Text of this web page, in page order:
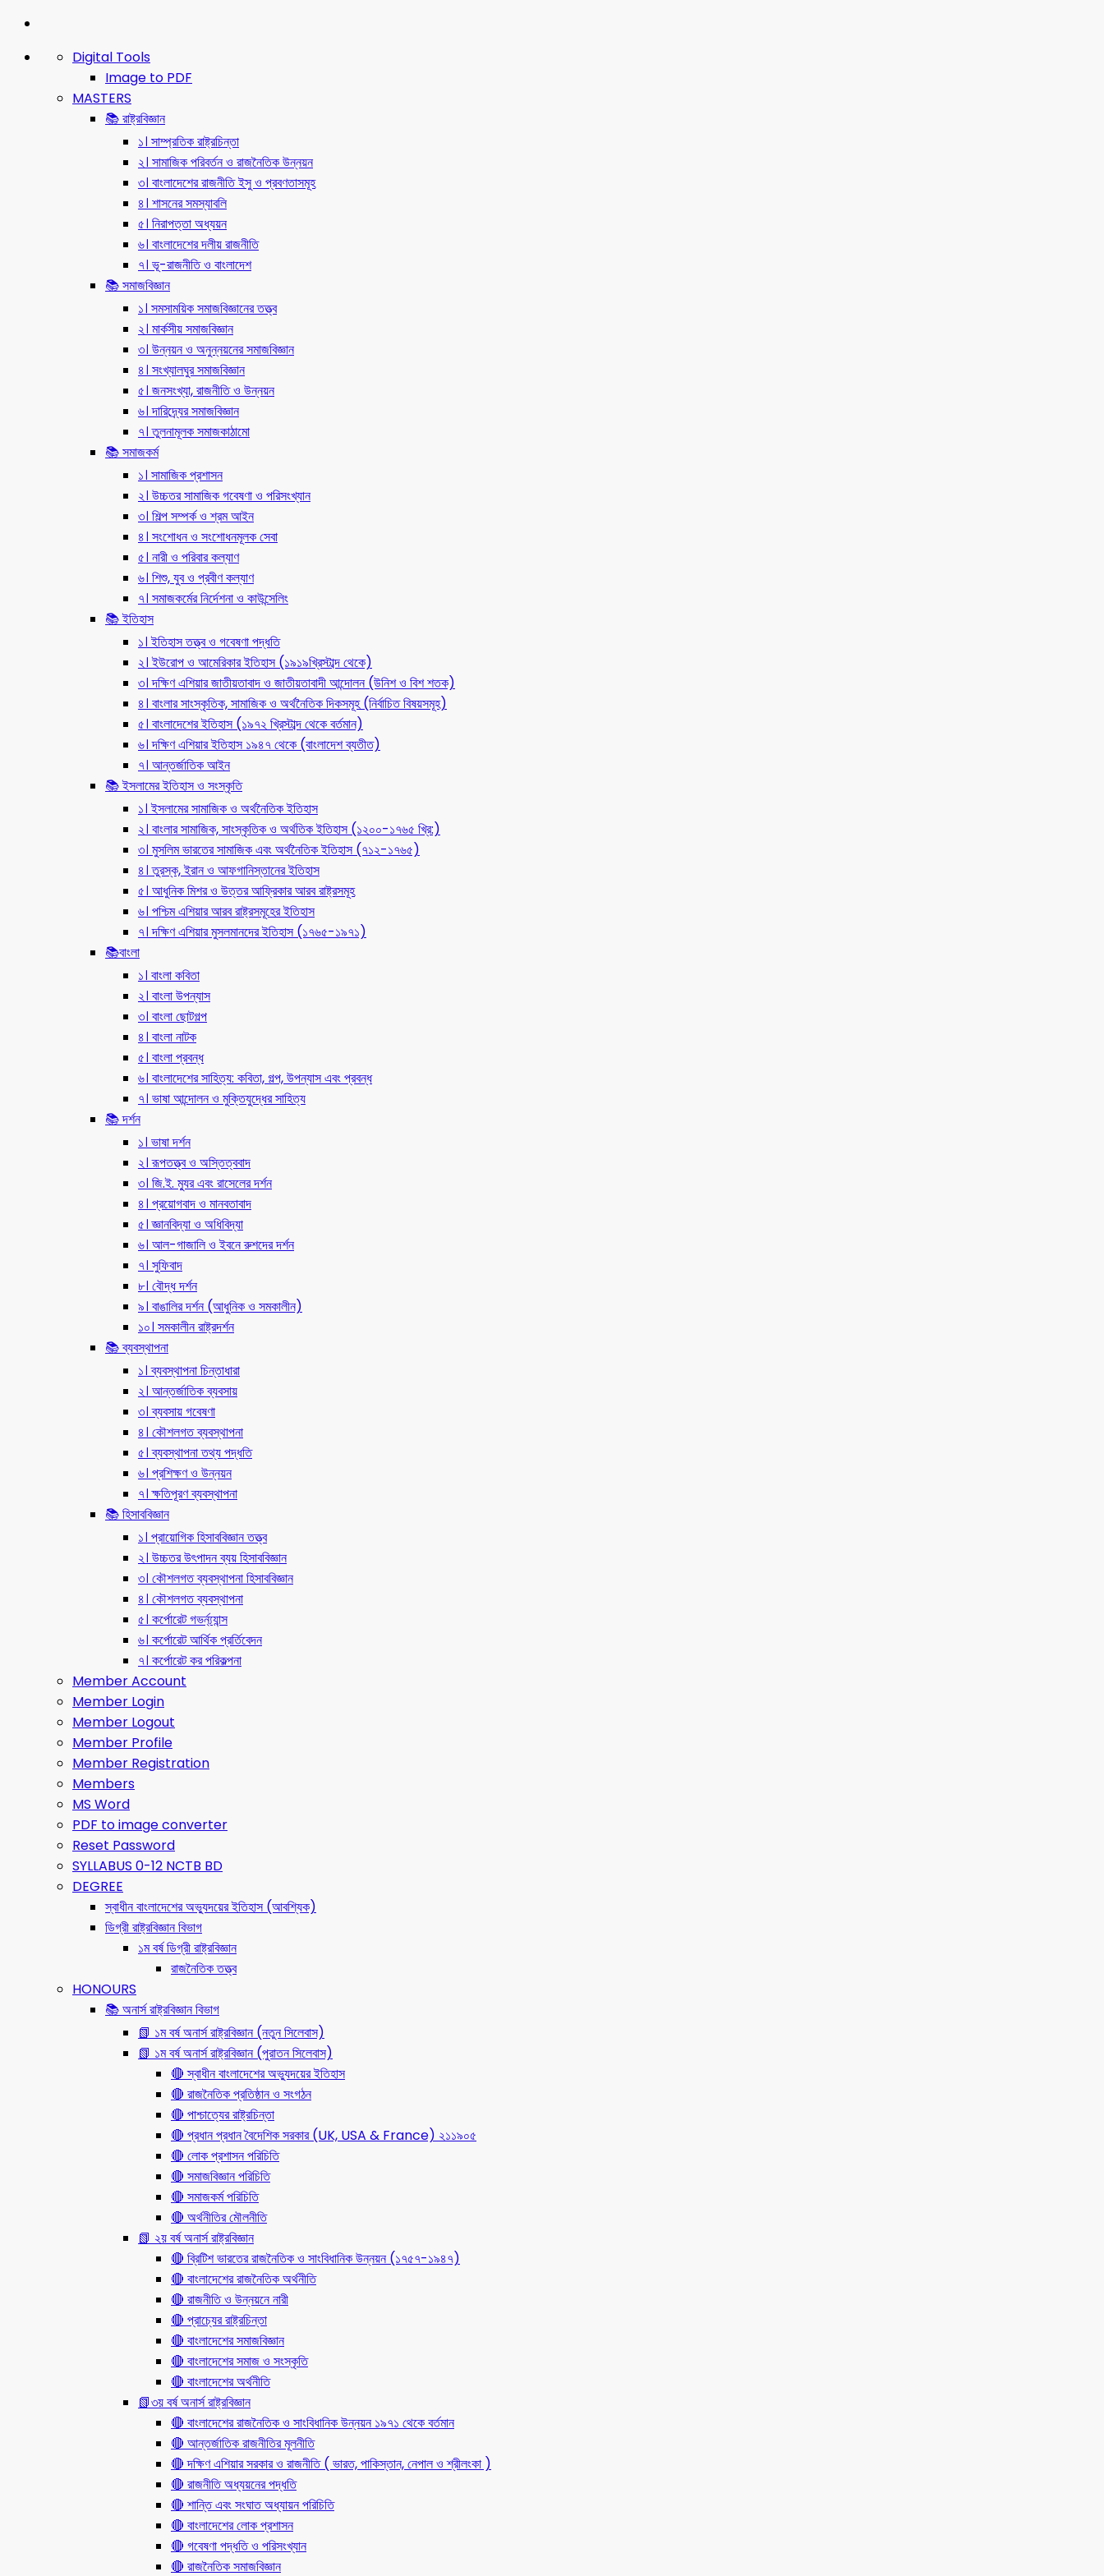
Digital Tools
Image to PDF
MASTERS
📚 রাষ্ট্রবিজ্ঞান
১। সাম্প্রতিক রাষ্ট্রচিন্তা
২। সামাজিক পরিবর্তন ও রাজনৈতিক উন্নয়ন
৩। বাংলাদেশের রাজনীতি ইসু ও প্রবণতাসমূহ
৪। শাসনের সমস্যাবলি
৫। নিরাপত্তা অধ্যয়ন
৬। বাংলাদেশের দলীয় রাজনীতি
৭। ভূ-রাজনীতি ও বাংলাদেশ
📚 সমাজবিজ্ঞান
১। সমসাময়িক সমাজবিজ্ঞানের তত্ত্ব
২। মার্কসীয় সমাজবিজ্ঞান
৩। উন্নয়ন ও অনুন্নয়নের সমাজবিজ্ঞান
৪। সংখ্যালঘুর সমাজবিজ্ঞান
৫। জনসংখ্যা, রাজনীতি ও উন্নয়ন
৬। দারিদ্র্যের সমাজবিজ্ঞান
৭। তুলনামূলক সমাজকাঠামো
📚 সমাজকর্ম
১। সামাজিক প্রশাসন
২। উচ্চতর সামাজিক গবেষণা ও পরিসংখ্যান
৩। শিল্প সম্পর্ক ও শ্রম আইন
৪। সংশোধন ও সংশোধনমূলক সেবা
৫। নারী ও পরিবার কল্যাণ
৬। শিশু, যুব ও প্রবীণ কল্যাণ
৭। সমাজকর্মের নির্দেশনা ও কাউন্সেলিং
📚 ইতিহাস
১। ইতিহাস তত্ত্ব ও গবেষণা পদ্ধতি
২। ইউরোপ ও আমেরিকার ইতিহাস (১৯১৯খ্রিস্টাব্দ থেকে)
৩। দক্ষিণ এশিয়ার জাতীয়তাবাদ ও জাতীয়তাবাদী আন্দোলন (উনিশ ও বিশ শতক)
৪। বাংলার সাংস্কৃতিক, সামাজিক ও অর্থনৈতিক দিকসমূহ (নির্বাচিত বিষয়সমূহ)
৫। বাংলাদেশের ইতিহাস (১৯৭২ খ্রিস্টাব্দ থেকে বর্তমান)
৬। দক্ষিণ এশিয়ার ইতিহাস ১৯৪৭ থেকে (বাংলাদেশ ব্যতীত)
৭। আন্তর্জাতিক আইন
📚 ইসলামের ইতিহাস ও সংস্কৃতি
১। ইসলামের সামাজিক ও অর্থনৈতিক ইতিহাস
২। বাংলার সামাজিক, সাংস্কৃতিক ও অর্থতিক ইতিহাস (১২০০-১৭৬৫ খ্রি:)
৩। মুসলিম ভারতের সামাজিক এবং অর্থনৈতিক ইতিহাস (৭১২-১৭৬৫)
৪। তুরস্ক, ইরান ও আফগানিস্তানের ইতিহাস
৫। আধুনিক মিশর ও উত্তর আফ্রিকার আরব রাষ্ট্রসমূহ
৬। পশ্চিম এশিয়ার আরব রাষ্ট্রসমূহের ইতিহাস
৭। দক্ষিণ এশিয়ার মুসলমানদের ইতিহাস (১৭৬৫-১৯৭১)
📚বাংলা
১। বাংলা কবিতা
২। বাংলা উপন্যাস
৩। বাংলা ছোটগল্প
৪। বাংলা নাটক
৫। বাংলা প্রবন্ধ
৬। বাংলাদেশের সাহিত্য: কবিতা, গল্প, উপন্যাস এবং প্রবন্ধ
৭। ভাষা আন্দোলন ও মুক্তিযুদ্ধের সাহিত্য
📚 দর্শন
১। ভাষা দর্শন
২। রূপতত্ত্ব ও অস্তিত্ববাদ
৩। জি.ই. ম্যুর এবং রাসেলের দর্শন
৪। প্রয়োগবাদ ও মানবতাবাদ
৫। জ্ঞানবিদ্যা ও অধিবিদ্যা
৬। আল-গাজালি ও ইবনে রুশদের দর্শন
৭। সুফিবাদ
৮। বৌদ্ধ দর্শন
৯। বাঙালির দর্শন (আধুনিক ও সমকালীন)
১০। সমকালীন রাষ্ট্রদর্শন
📚 ব্যবস্থাপনা
১। ব্যবস্থাপনা চিন্তাধারা
২। আন্তর্জাতিক ব্যবসায়
৩। ব্যবসায় গবেষণা
৪। কৌশলগত ব্যবস্থাপনা
৫। ব্যবস্থাপনা তথ্য পদ্ধতি
৬। প্রশিক্ষণ ও উন্নয়ন
৭। ক্ষতিপূরণ ব্যবস্থাপনা
📚 হিসাববিজ্ঞান
১। প্রায়োগিক হিসাববিজ্ঞান তত্ত্ব
২। উচ্চতর উৎপাদন ব্যয় হিসাববিজ্ঞান
৩। কৌশলগত ব্যবস্থাপনা হিসাববিজ্ঞান
৪। কৌশলগত ব্যবস্থাপনা
৫। কর্পোরেট গভর্ন্য্যান্স
৬। কর্পোরেট আর্থিক প্রর্তিবেদন
৭। কর্পোরেট কর পরিকল্পনা
Member Account
Member Login
Member Logout
Member Profile
Member Registration
Members
MS Word
PDF to image converter
Reset Password
SYLLABUS 0-12 NCTB BD
DEGREE
স্বাধীন বাংলাদেশের অভ্যুদয়ের ইতিহাস (আবশ্যিক)
ডিগ্রী রাষ্ট্রবিজ্ঞান বিভাগ
১ম বর্ষ ডিগ্রী রাষ্ট্রবিজ্ঞান
রাজনৈতিক তত্ত্ব
HONOURS
📚 অনার্স রাষ্ট্রবিজ্ঞান বিভাগ
📗 ১ম বর্ষ অনার্স রাষ্ট্রবিজ্ঞান (নতুন সিলেবাস)
📗 ১ম বর্ষ অনার্স রাষ্ট্রবিজ্ঞান (পুরাতন সিলেবাস)
🔴 স্বাধীন বাংলাদেশের অভ্যুদয়ের ইতিহাস
🔴 রাজনৈতিক প্রতিষ্ঠান ও সংগঠন
🔴 পাশ্চাত্যের রাষ্ট্রচিন্তা
🔴 প্রধান প্রধান বৈদেশিক সরকার (UK, USA & France) ২১১৯০৫
🔴 লোক প্রশাসন পরিচিতি
🔴 সমাজবিজ্ঞান পরিচিতি
🔴 সমাজকর্ম পরিচিতি
🔴 অর্থনীতির মৌলনীতি
📗 ২য় বর্ষ অনার্স রাষ্ট্রবিজ্ঞান
🔴 ব্রিটিশ ভারতের রাজনৈতিক ও সাংবিধানিক উন্নয়ন (১৭৫৭-১৯৪৭)
🔴 বাংলাদেশের রাজনৈতিক অর্থনীতি
🔴 রাজনীতি ও উন্নয়নে নারী
🔴 প্রাচ্যের রাষ্ট্রচিন্তা
🔴 বাংলাদেশের সমাজবিজ্ঞান
🔴 বাংলাদেশের সমাজ ও সংস্কৃতি
🔴 বাংলাদেশের অর্থনীতি
📗৩য় বর্ষ অনার্স রাষ্ট্রবিজ্ঞান
🔴 বাংলাদেশের রাজনৈতিক ও সাংবিধানিক উন্নয়ন ১৯৭১ থেকে বর্তমান
🔴 আন্তর্জাতিক রাজনীতির মূলনীতি
🔴 দক্ষিণ এশিয়ার সরকার ও রাজনীতি ( ভারত, পাকিস্তান, নেপাল ও শ্রীলংকা )
🔴 রাজনীতি অধ্যয়নের পদ্ধতি
🔴 শান্তি এবং সংঘাত অধ্যায়ন পরিচিতি
🔴 বাংলাদেশের লোক প্রশাসন
🔴 গবেষণা পদ্ধতি ও পরিসংখ্যান
🔴 রাজনৈতিক সমাজবিজ্ঞান